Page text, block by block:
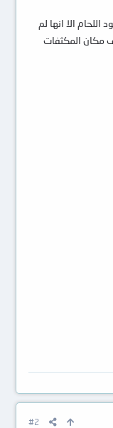
الا انها لم
مكان المكثفات
#2